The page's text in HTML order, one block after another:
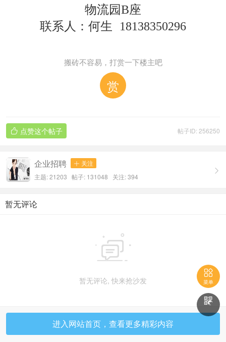
物流园B座
联系人：何生
18138350296
搬砖不容易，打赏一下楼主吧
赏
帖子ID: 256250
 点赞这个帖子

企业招聘  关注
主题: 21203 帖子: 131048 关注:394
暂无评论

暂无评论, 快来抢沙发
进入网站首页，查看更多精彩内容

菜单
